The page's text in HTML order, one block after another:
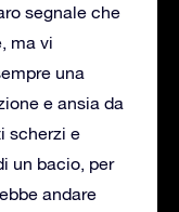
segnale che
ma vi
una
e ansia da
scherzi e
un bacio, per
andare